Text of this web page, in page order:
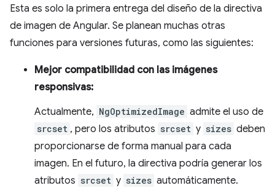
Esta es solo la primera entrega del diseño de la directiva
de imagen de Angular. Se planean muchas otras
funciones para versiones futuras, como las siguientes:
Mejor compatibilidad con las imágenes
responsivas:
Actualmente, NgOptimizedImage admite el uso de
srcset , pero los atributos srcset y sizes deben
proporcionarse de forma manual para cada
imagen. En el futuro, la directiva podría generar los
atributos srcset y sizes automáticamente.